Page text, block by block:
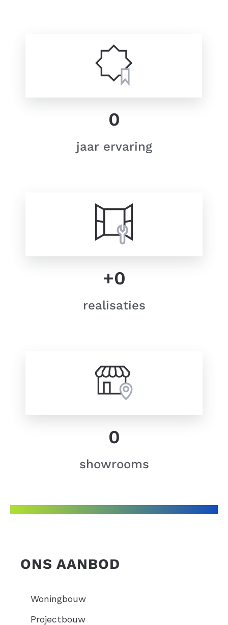
jaar ervaring
0
realisaties
+0
showrooms
0
ONS AANBOD
Woningbouw
Projectbouw